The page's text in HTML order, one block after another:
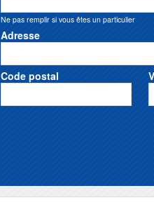
Ne pas remplir si vous êtes un particulier
Adresse
Code postal